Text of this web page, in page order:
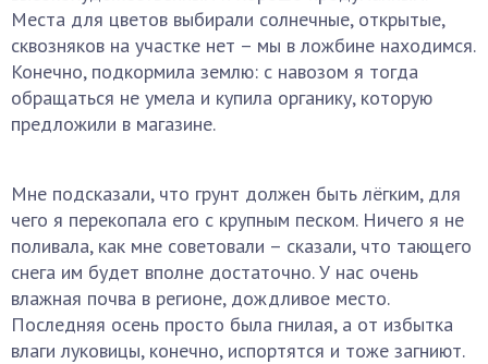
Места для цветов выбирали солнечные, открытые,
сквозняков на участке нет – мы в ложбине находимся.
Конечно, подкормила землю: с навозом я тогда
обращаться не умела и купила органику, которую
предложили в магазине.
Мне подсказали, что грунт должен быть лёгким, для
чего я перекопала его с крупным песком. Ничего я не
поливала, как мне советовали – сказали, что тающего
снега им будет вполне достаточно. У нас очень
влажная почва в регионе, дождливое место.
Последняя осень просто была гнилая, а от избытка
влаги луковицы, конечно, испортятся и тоже загниют.